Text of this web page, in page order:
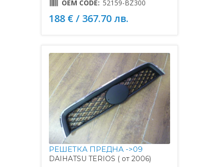
OEM CODE: 52159-BZ300
188 € / 367.70 лв.
РЕШЕТКА ПРЕДНА ->09
DAIHATSU TERIOS ( от 2006)